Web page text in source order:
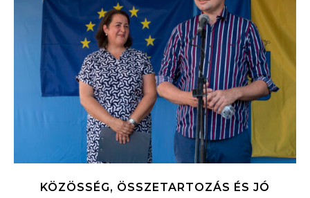
KÖZÖSSÉG, ÖSSZETARTOZÁS ÉS JÓ